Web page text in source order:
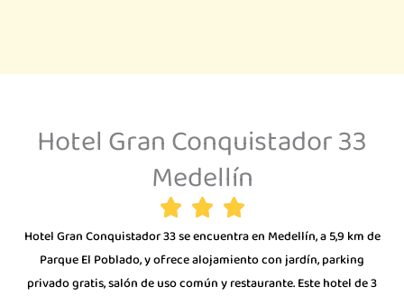
Hotel Gran Conquistador 33
Medellín
Hotel Gran Conquistador 33 se encuentra en Medellín, a 5,9 km de
Parque El Poblado, y ofrece alojamiento con jardín, parking
privado gratis, salón de uso común y restaurante. Este hotel de 3